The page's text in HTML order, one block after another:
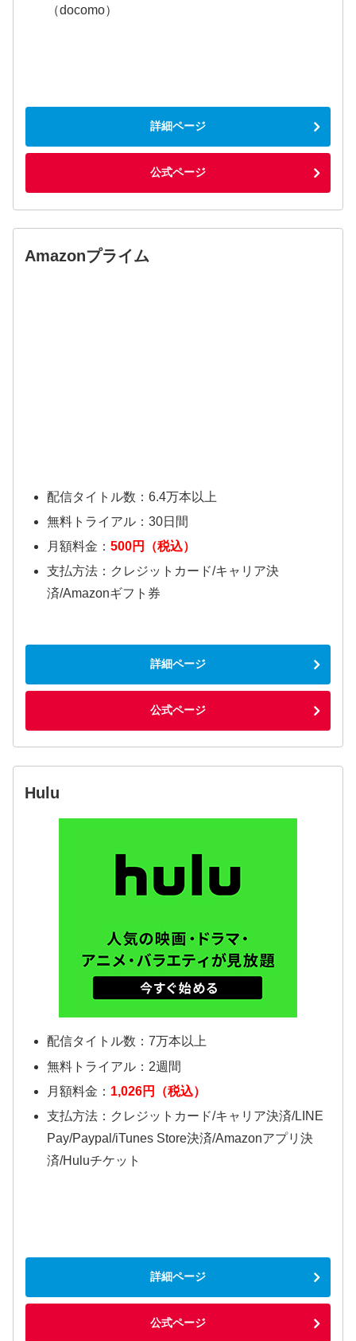
（docomo）
詳細ページ
公式ページ
Amazonプライム
配信タイトル数：6.4万本以上
無料トライアル：30日間
月額料金： 500円（税込）
支払方法：クレジットカード/キャリア決
済/Amazonギフト券
詳細ページ
公式ページ
Hulu
配信タイトル数：7万本以上
無料トライアル：2週間
月額料金： 1,026円（税込）
支払方法：クレジットカード/キャリア決済/LINE
Pay/Paypal/iTunes Store決済/Amazonアプリ決
済/Huluチケット
詳細ページ
公式ページ